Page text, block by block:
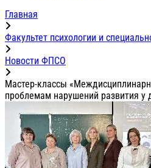
Главная
Факультет психологии и
Новости ФПСО
Мастер-классы
проблемам нарушений развития у